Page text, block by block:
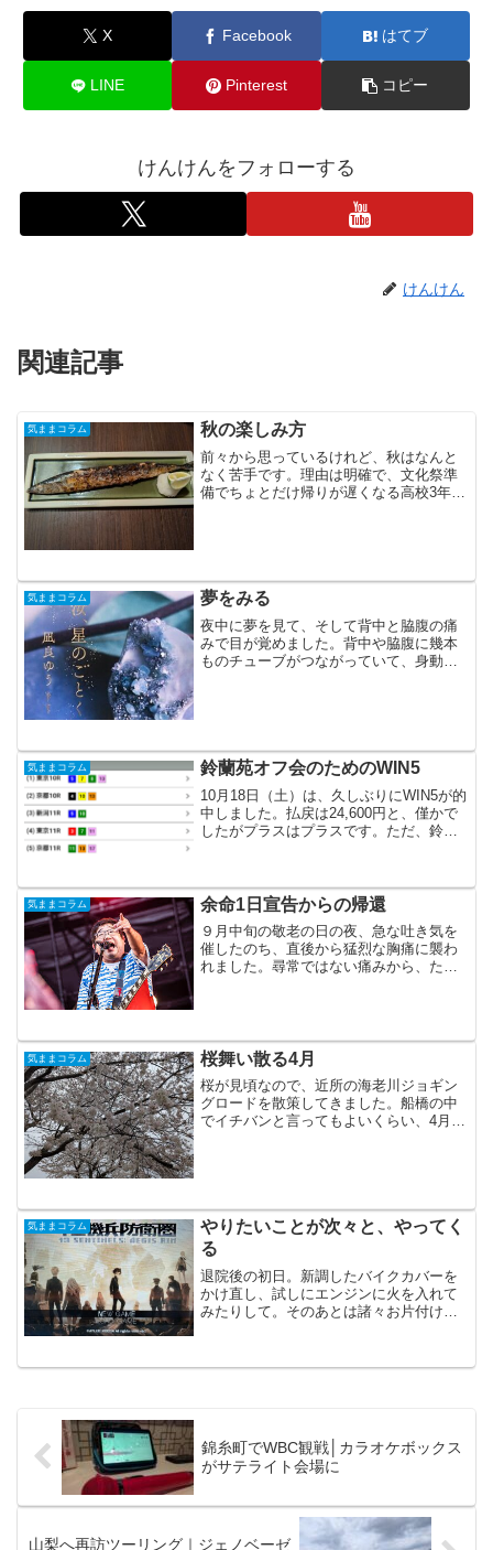
X Facebook はてブ
LINE Pinterest コピー
けんけんをフォローする
けんけん
関連記事
気ままコラム 秋の楽しみ方
前々から思っているけれど、秋はなんと
なく苦手です。理由は明確で、文化祭準
備でちょとだけ帰りが遅くなる高校3年生
気ままコラム 夢をみる
夜中に夢を見て、そして背中と脇腹の痛
みで目が覚めました。背中や脇腹に幾本
ものチューブがつながっていて、身動き
気ままコラム 鈴蘭苑オフ会のためのWIN5
10月18日（土）は、久しぶりにWIN5が的
中しました。払戻は24,600円と、僅かで
したがプラスはプラスです。ただ、鈴蘭
ターン...
気ままコラム 余命1日宣告からの帰還
９月中旬の敬老の日の夜、急な吐き気を
催したのち、直後から猛烈な胸痛に襲わ
れました。尋常ではない痛みから、たま
いとのことで、そこか...
気ままコラム 桜舞い散る4月
桜が見頃なので、近所の海老川ジョギン
グロードを散策してきました。船橋の中
でイチバンと言ってもよいくらい、4月は
気ままコラム
やりたいことが次々と、やってく
る
退院後の初日。新調したバイクカバーを
かけ直し、試しにエンジンに火を入れて
みたりして。そのあとは諸々お片付けな
もう、部屋の電気が消される時間なのに
錦糸町でWBC観戦│カラオケボックス
がサテライト会場に
山梨へ再訪ツーリング｜ジェノベーゼ